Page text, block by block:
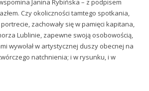
Janina Rybińska – z podpisem
Czy okoliczności tamtego spotkania,
zachowały się w pamięci kapitana,
Lublinie, zapewne swoją osobowością,
wywołał w artystycznej duszy obecnej na
natchnienia; i w rysunku, i w